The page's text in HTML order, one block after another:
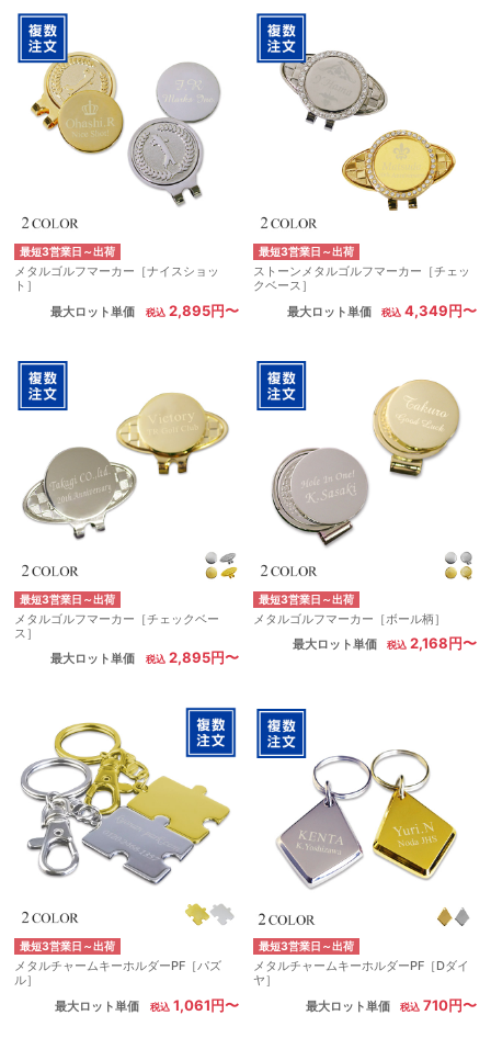
最短3営業日～出荷
メタルゴルフマーカー［ナイスショッ
ト］
最大ロット単価
2,895円〜
最短3営業日～出荷
ストーンメタルゴルフマーカー［チェッ
クベース］
最大ロット単価
4,349円〜
最短3営業日～出荷
メタルゴルフマーカー［チェックベー
ス］
最大ロット単価
2,895円〜
最短3営業日～出荷
メタルゴルフマーカー［ボール柄］
最大ロット単価
2,168円〜
最短3営業日～出荷
メタルチャームキーホルダーPF［パズ
ル］
最大ロット単価
1,061円〜
最短3営業日～出荷
メタルチャームキーホルダーPF［Dダイ
ヤ］
最大ロット単価
710円〜